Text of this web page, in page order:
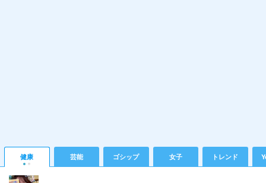
健康 芸能 ゴシップ 女子 トレンド